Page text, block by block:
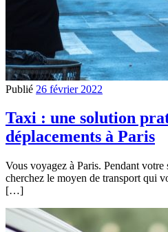
Publié 26 février 2022
Taxi : une solution
déplacements à Paris
Vous voyagez à Paris. Pendant
cherchez le moyen de transport qui
[…]